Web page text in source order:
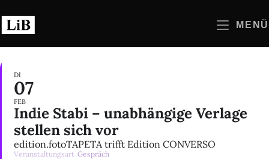
Inhalt
springen
MENÜ
DI
07
FEB
Indie Stabi – unabhängige Verlage
stellen sich vor
edition.fotoTAPETA trifft Edition CONVERSO
Veranstaltungsart Gespräch